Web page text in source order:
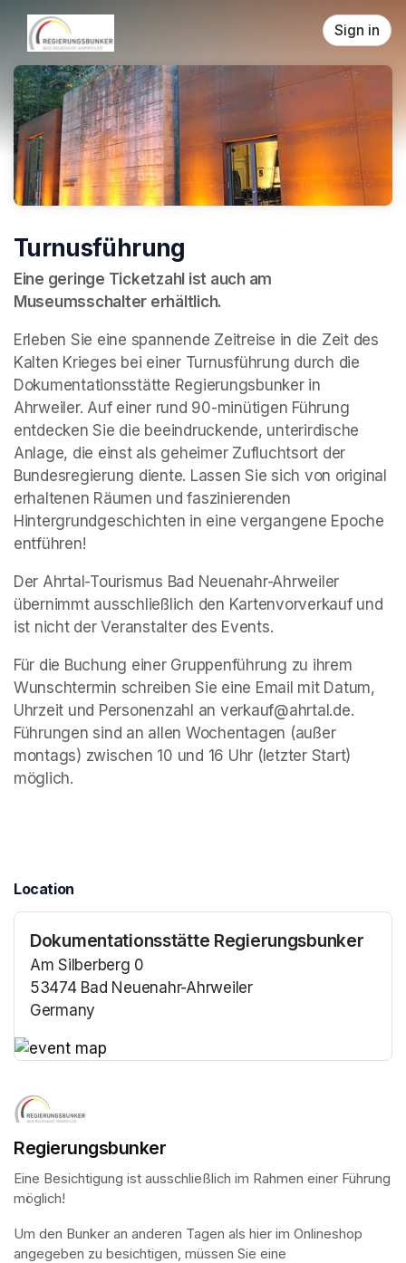
Skip header
Sign in
Turnusführung
Eine geringe Ticketzahl ist auch am
Museumsschalter erhältlich.
Erleben Sie eine spannende Zeitreise in die Zeit des
Kalten Krieges bei einer Turnusführung durch die
Dokumentationsstätte Regierungsbunker in
Ahrweiler. Auf einer rund 90-minütigen Führung
entdecken Sie die beeindruckende, unterirdische
Anlage, die einst als geheimer Zufluchtsort der
Bundesregierung diente. Lassen Sie sich von original
erhaltenen Räumen und faszinierenden
Hintergrundgeschichten in eine vergangene Epoche
entführen!
Der Ahrtal-Tourismus Bad Neuenahr-Ahrweiler
übernimmt ausschließlich den Kartenvorverkauf und
ist nicht der Veranstalter des Events.
Für die Buchung einer Gruppenführung zu ihrem
Wunschtermin schreiben Sie eine Email mit Datum,
Uhrzeit und Personenzahl an verkauf@ahrtal.de.
Führungen sind an allen Wochentagen (außer
montags) zwischen 10 und 16 Uhr (letzter Start)
möglich.
Location
Dokumentationsstätte Regierungsbunker
Am Silberberg 0
53474 Bad Neuenahr-Ahrweiler
Germany
Regierungsbunker
Eine Besichtigung ist ausschließlich im Rahmen einer Führung
möglich!
Um den Bunker an anderen Tagen als hier im Onlineshop
angegeben zu besichtigen, müssen Sie eine